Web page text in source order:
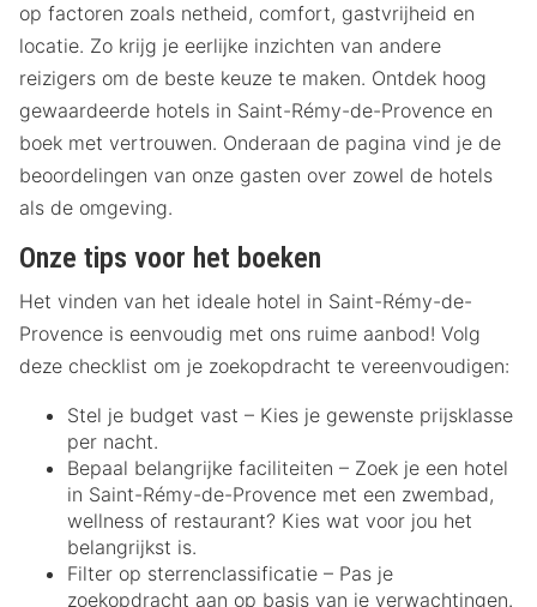
op factoren zoals netheid, comfort, gastvrijheid en
locatie. Zo krijg je eerlijke inzichten van andere
reizigers om de beste keuze te maken. Ontdek hoog
gewaardeerde hotels in Saint-Rémy-de-Provence en
boek met vertrouwen. Onderaan de pagina vind je de
beoordelingen van onze gasten over zowel de hotels
als de omgeving.
Onze tips voor het boeken
Het vinden van het ideale hotel in Saint-Rémy-de-
Provence is eenvoudig met ons ruime aanbod! Volg
deze checklist om je zoekopdracht te vereenvoudigen:
Stel je budget vast – Kies je gewenste prijsklasse
per nacht.
Bepaal belangrijke faciliteiten – Zoek je een hotel
in Saint-Rémy-de-Provence met een zwembad,
wellness of restaurant? Kies wat voor jou het
belangrijkst is.
Filter op sterrenclassificatie – Pas je
zoekopdracht aan op basis van je verwachtingen.